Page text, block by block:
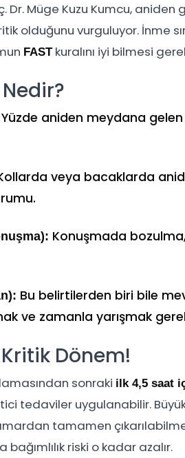
Dr. Müge Kuzu Kumcu,
olduğunu vurguluyor. İnme
FASTkuralını iyi bilmesi
Nedir?
Yüzde aniden meydana
veya bacaklarda
Konuşmada
Bu belirtilerden biri bile
ve zamanla yarışmak
Dönem!
sonraki ilk 4,5 saat
tedaviler uygulanabilir.
tamamen
bağımlılık riski o kadar azalır.